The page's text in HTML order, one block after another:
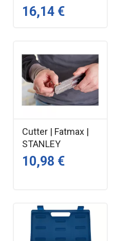
16,14 €
Cutter | Fatmax |
STANLEY
10,98 €